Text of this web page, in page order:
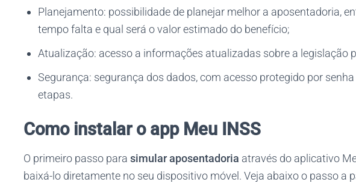
Planejamento: possibilidade de planejar melhor a aposentadoria,
tempo falta e qual será o valor estimado do benefício;
Atualização: acesso a informações atualizadas sobre a legislação
Segurança: segurança dos dados, com acesso protegido por
etapas.
Como instalar o app Meu INSS
O primeiro passo para simular aposentadoria através do aplicativo
baixá-lo diretamente no seu dispositivo móvel. Veja abaixo o passo a